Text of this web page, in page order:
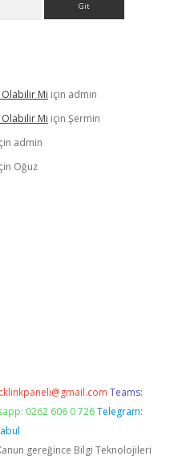
Olabilir Mi için admin
Olabilir Mi için Şermin
admin
Oğuz
Teams:
0262 606 0 726 Telegram:
gereğince Bilgi Teknolojileri